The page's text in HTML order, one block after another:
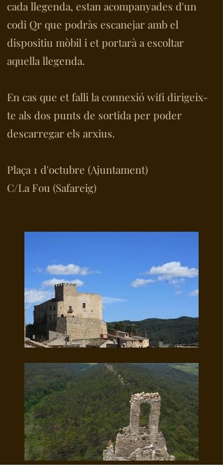
cada llegenda, estan acompanyades d'un
codi Qr que podràs escanejar amb el
dispositiu mòbil i et portarà a escoltar
aquella llegenda.
En cas que et falli la connexió wifi dirigeix-
te als dos punts de sortida per poder
descarregar els arxius.
Plaça 1 d'octubre (Ajuntament)
C/La Fou (Safareig)